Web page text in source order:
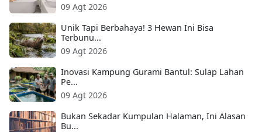
09 Agt 2026
Unik Tapi Berbahaya! 3 Hewan Ini Bisa
Terbunu...
09 Agt 2026
Inovasi Kampung Gurami Bantul: Sulap Lahan
Pe...
09 Agt 2026
Bukan Sekadar Kumpulan Halaman, Ini Alasan
Bu...